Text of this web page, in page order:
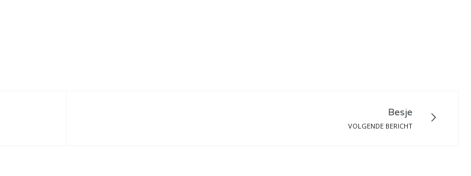
Besje
VOLGENDE BERICHT